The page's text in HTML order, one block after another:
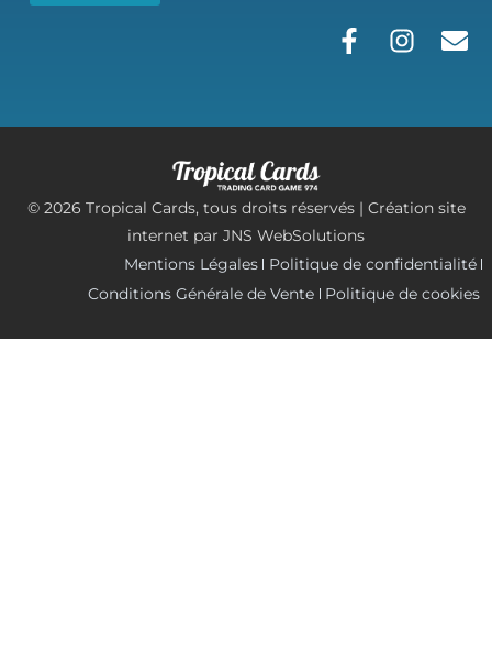
© 2026 Tropical Cards, tous droits réservés | Création site
internet par JNS WebSolutions
Mentions Légales
Politique de confidentialité
Conditions Générale de Vente
Politique de cookies